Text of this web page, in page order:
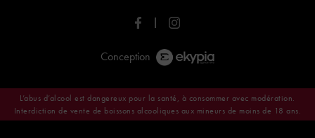
Conception
L’abus d’alcool est dangereux pour la santé, à consommer avec modération.
Interdiction de vente de boissons alcooliques aux mineurs de moins de 18 ans.